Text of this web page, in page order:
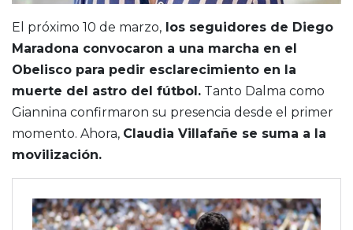
El próximo 10 de marzo, los seguidores de Diego
Maradona convocaron a una marcha en el
Obelisco para pedir esclarecimiento en la
muerte del astro del fútbol. Tanto Dalma como
Giannina confirmaron su presencia desde el primer
momento. Ahora, Claudia Villafañe se suma a la
movilización.